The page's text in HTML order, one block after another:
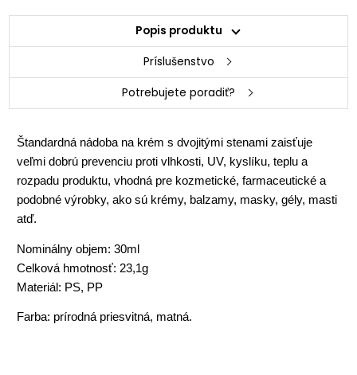
Popis produktu
Príslušenstvo
Potrebujete poradiť?
Štandardná nádoba na krém s dvojitými stenami zaisťuje
veľmi dobrú prevenciu proti vlhkosti, UV, kyslíku, teplu a
rozpadu produktu, vhodná pre kozmetické, farmaceutické a
podobné výrobky, ako sú krémy, balzamy, masky, gély, masti
atď.
Nominálny objem: 30ml
Celková hmotnosť: 23,1g
Materiál: PS, PP
Farba: prírodná priesvitná, matná.